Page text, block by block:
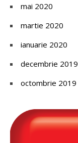
mai 2020
martie 2020
ianuarie 2020
decembrie 2019
octombrie 2019